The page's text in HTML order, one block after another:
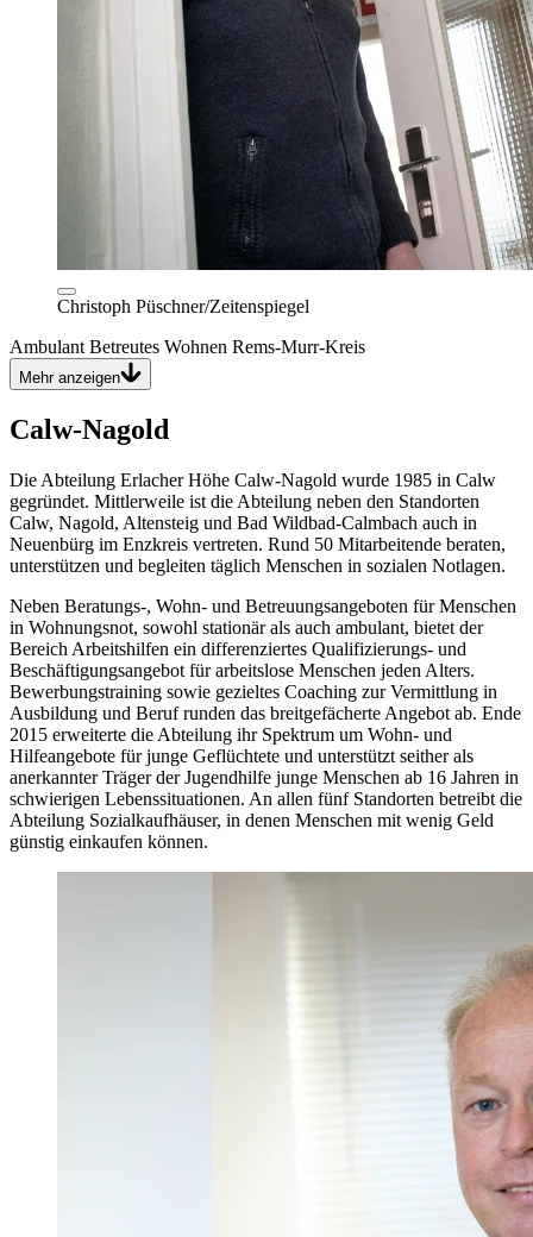
Christoph Püschner/Zeitenspiegel
Ambulant Betreutes Wohnen Rems-Murr-Kreis
Mehr anzeigen
Calw-Nagold
Die Abteilung Erlacher Höhe Calw-Nagold wurde 1985 in Calw
gegründet. Mittlerweile ist die Abteilung neben den Standorten
Calw, Nagold, Altensteig und Bad Wildbad-Calmbach auch in
Neuenbürg im Enzkreis vertreten. Rund 50 Mitarbeitende beraten,
unterstützen und begleiten täglich Menschen in sozialen Notlagen.
Neben Beratungs-, Wohn- und Betreuungsangeboten für Menschen
in Wohnungsnot, sowohl stationär als auch ambulant, bietet der
Bereich Arbeitshilfen ein differenziertes Qualifizierungs- und
Beschäftigungsangebot für arbeitslose Menschen jeden Alters.
Bewerbungstraining sowie gezieltes Coaching zur Vermittlung in
Ausbildung und Beruf runden das breitgefächerte Angebot ab. Ende
2015 erweiterte die Abteilung ihr Spektrum um Wohn- und
Hilfeangebote für junge Geflüchtete und unterstützt seither als
anerkannter Träger der Jugendhilfe junge Menschen ab 16 Jahren in
schwierigen Lebenssituationen. An allen fünf Standorten betreibt die
Abteilung Sozialkaufhäuser, in denen Menschen mit wenig Geld
günstig einkaufen können.